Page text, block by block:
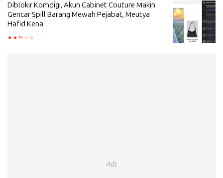
Diblokir Komdigi, Akun Cabinet Couture Makin
Gencar Spill Barang Mewah Pejabat, Meutya
Hafid Kena
Ads